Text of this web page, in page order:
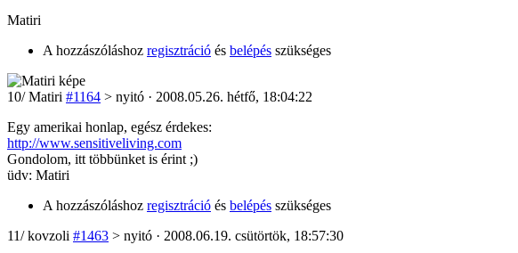
Matiri
A hozzászóláshoz regisztráció és belépés szükséges
10/Matiri #1164 > nyitó · 2008.05.26. hétfő, 18:04:22
Egy amerikai honlap, egész érdekes:
http://www.sensitiveliving.com
Gondolom, itt többünket is érint ;)
üdv: Matiri
A hozzászóláshoz regisztráció és belépés szükséges
11/kovzoli #1463 > nyitó · 2008.06.19. csütörtök, 18:57:30